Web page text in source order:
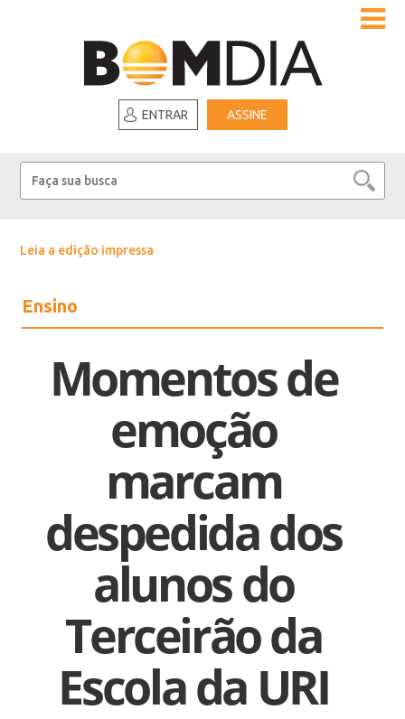
ENTRAR ASSINE
Leia a edição impressa
Ensino
Momentos de
emoção
marcam
despedida dos
alunos do
Terceirão da
Escola da URI